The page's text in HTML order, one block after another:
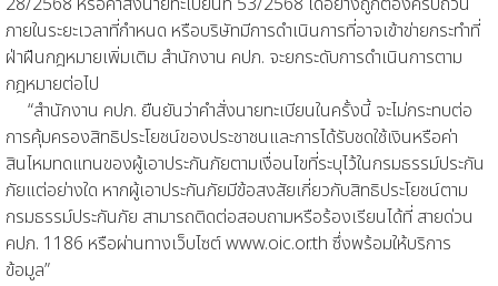
ภายในระยะเวลาที่กำหนด หรือบริษัทมีการดำเนินการที่อาจเข้าข่ายกระทำที่
ฝ่าฝืนกฎหมายเพิ่มเติม สำนักงาน คปภ. จะยกระดับการดำเนินการตาม
กฎหมายต่อไป
“สำนักงาน คปภ. ยืนยันว่าคำสั่งนายทะเบียนในครั้งนี้ จะไม่กระทบต่อ
การคุ้มครองสิทธิประโยชน์ของประชาชนและการได้รับชดใช้เงินหรือค่า
สินไหมทดแทนของผู้เอาประกันภัยตามเงื่อนไขที่ระบุไว้ในกรมธรรม์ประกัน
ภัยแต่อย่างใด หากผู้เอาประกันภัยมีข้อสงสัยเกี่ยวกับสิทธิประโยชน์ตาม
กรมธรรม์ประกันภัย สามารถติดต่อสอบถามหรือร้องเรียนได้ที่ สายด่วน
คปภ. 1186 หรือผ่านทางเว็บไซต์ www.oic.or.th ซึ่งพร้อมให้บริการ
ข้อมูล”